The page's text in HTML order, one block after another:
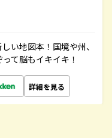
い地図本！国境や州、
て脳もイキイキ！
詳細を見る